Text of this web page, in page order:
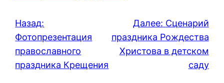
Назад:
Фотопрезентация
православного
праздника Крещения
Далее: Сценарий
праздника Рождества
Христова в детском
саду